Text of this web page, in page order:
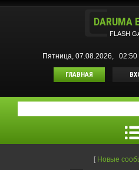
DARUMA
FLASH
Пятница, 07.08.2026, 02:50
ГЛАВНАЯ
[ Новые